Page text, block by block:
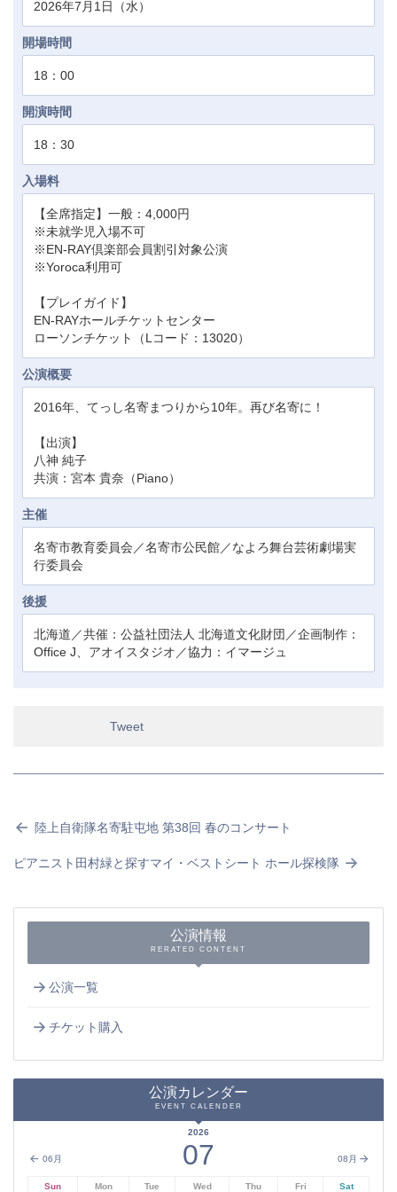
2026年7月1日（水）
開場時間
18：00
開演時間
18：30
入場料
【全席指定】一般：4,000円
※未就学児入場不可
※EN-RAY倶楽部会員割引対象公演
※Yoroca利用可
【プレイガイド】
EN-RAYホールチケットセンター
ローソンチケット（Lコード：13020）
公演概要
2016年、てっし名寄まつりから10年。再び名寄に！
【出演】
八神 純子
共演：宮本 貴奈（Piano）
主催
名寄市教育委員会／名寄市公民館／なよろ舞台芸術劇場実
行委員会
後援
北海道／共催：公益社団法人 北海道文化財団／企画制作：
Office J、アオイスタジオ／協力：イマージュ
Tweet
陸上自衛隊名寄駐屯地 第38回 春のコンサート
ピアニスト田村緑と探すマイ・ベストシート ホール探検隊
公演情報
RERATED CONTENT
公演一覧
チケット購入
公演カレンダー
EVENT CALENDER
06月 08月
2026
07
Sun Mon Tue Wed Thu Fri Sat